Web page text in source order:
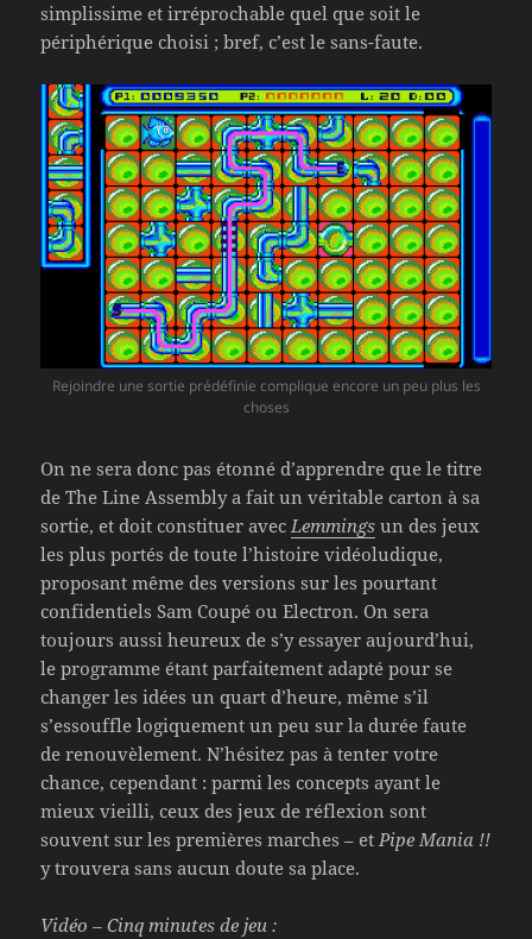
simplissime et irréprochable quel que soit le
périphérique choisi ; bref, c’est le sans-faute.
Rejoindre une sortie prédéfinie complique encore un peu plus les
choses
On ne sera donc pas étonné d’apprendre que le titre
de The Line Assembly a fait un véritable carton à sa
sortie, et doit constituer avec Lemmings un des jeux
les plus portés de toute l’histoire vidéoludique,
proposant même des versions sur les pourtant
confidentiels Sam Coupé ou Electron. On sera
toujours aussi heureux de s’y essayer aujourd’hui,
le programme étant parfaitement adapté pour se
changer les idées un quart d’heure, même s’il
s’essouffle logiquement un peu sur la durée faute
de renouvèlement. N’hésitez pas à tenter votre
chance, cependant : parmi les concepts ayant le
mieux vieilli, ceux des jeux de réflexion sont
souvent sur les premières marches – et Pipe Mania !!
y trouvera sans aucun doute sa place.
Vidéo – Cinq minutes de jeu :